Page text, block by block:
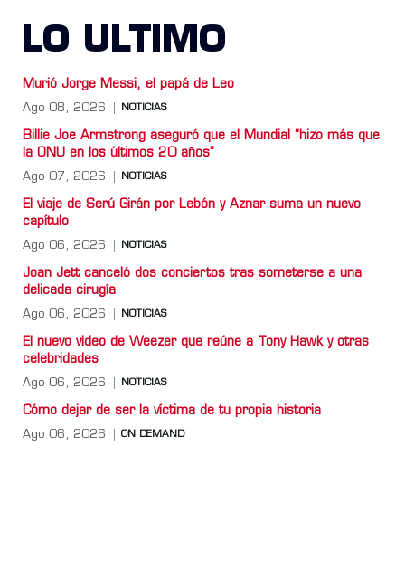
LO ULTIMO
Murió Jorge Messi, el papá de Leo
Ago 08, 2026 NOTICIAS
Billie Joe Armstrong aseguró que el Mundial “hizo más que
la ONU en los últimos 20 años”
Ago 07, 2026 NOTICIAS
El viaje de Serú Girán por Lebón y Aznar suma un nuevo
capítulo
Ago 06, 2026 NOTICIAS
Joan Jett canceló dos conciertos tras someterse a una
delicada cirugía
Ago 06, 2026 NOTICIAS
El nuevo video de Weezer que reúne a Tony Hawk y otras
celebridades
Ago 06, 2026 NOTICIAS
Cómo dejar de ser la víctima de tu propia historia
Ago 06, 2026 ON DEMAND